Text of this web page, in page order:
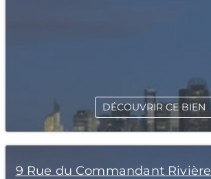
DÉCOUVRIR CE BIEN
9 Rue du Commandant Rivière